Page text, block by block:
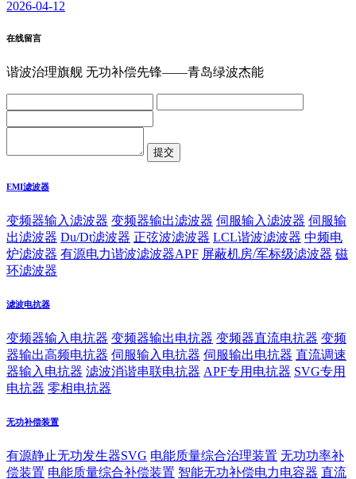
2026-04-12
在线留言
谐波治理旗舰 无功补偿先锋——青岛绿波杰能
EMI滤波器
变频器输入滤波器 变频器输出滤波器 伺服输入滤波器 伺服输
出滤波器 Du/Dt滤波器 正弦波滤波器 LCL谐波滤波器 中频电
炉滤波器 有源电力谐波滤波器APF 屏蔽机房/军标级滤波器 磁
环滤波器
滤波电抗器
变频器输入电抗器 变频器输出电抗器 变频器直流电抗器 变频
器输出高频电抗器 伺服输入电抗器 伺服输出电抗器 直流调速
器输入电抗器 滤波消谐串联电抗器 APF专用电抗器 SVG专用
电抗器 零相电抗器
无功补偿装置
有源静止无功发生器SVG 电能质量综合治理装置 无功功率补
偿装置 电能质量综合补偿装置 智能无功补偿电力电容器 直流